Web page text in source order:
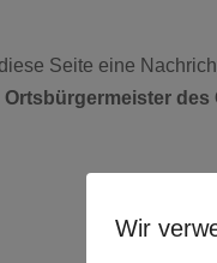
Seite eine
Wir